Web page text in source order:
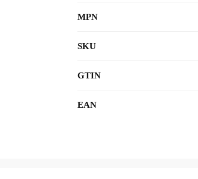
MPN
SKU
GTIN
EAN